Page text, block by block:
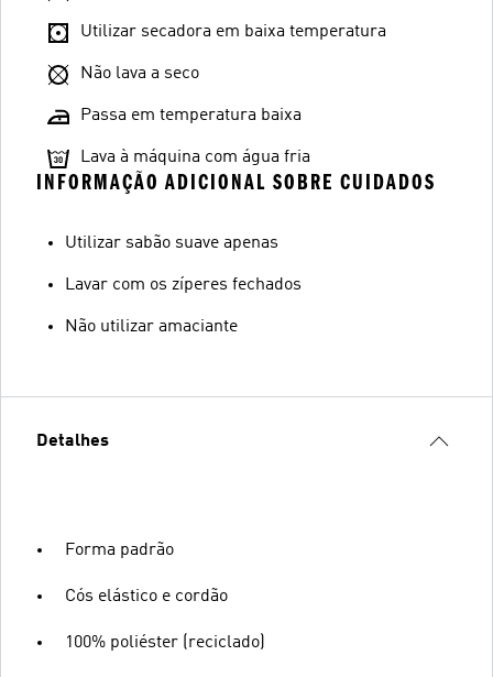
Utilizar secadora em baixa temperatura
Não lava a seco
Passa em temperatura baixa
Lava à máquina com água fria
INFORMAÇÃO ADICIONAL SOBRE CUIDADOS
Utilizar sabão suave apenas
Lavar com os zíperes fechados
Não utilizar amaciante
Detalhes
Forma padrão
Cós elástico e cordão
100% poliéster (reciclado)